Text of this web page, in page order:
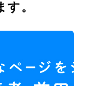
。